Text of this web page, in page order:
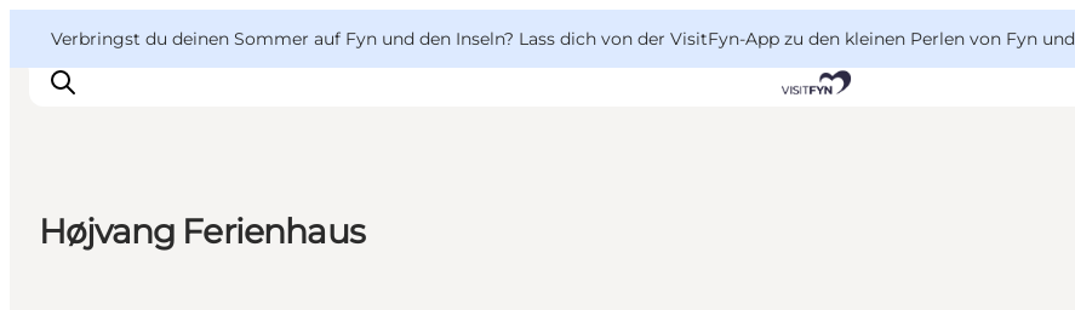
Verbringst du deinen Sommer auf Fyn und den Inseln? Lass dich von der VisitFyn-App zu den kleinen Perlen von Fyn
VisitFyn
Deutsch
Højvang Ferienhaus